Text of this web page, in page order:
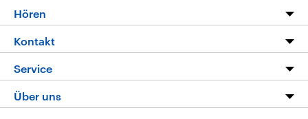
Programm
Die Nachrichten
Nachrichtenleicht
Neue Beiträge auf dlf.de
Hören
Livestream
Podcasts
Deutschlandfunk App
Kontakt
Hörerservice
Service
FAQ
Über uns